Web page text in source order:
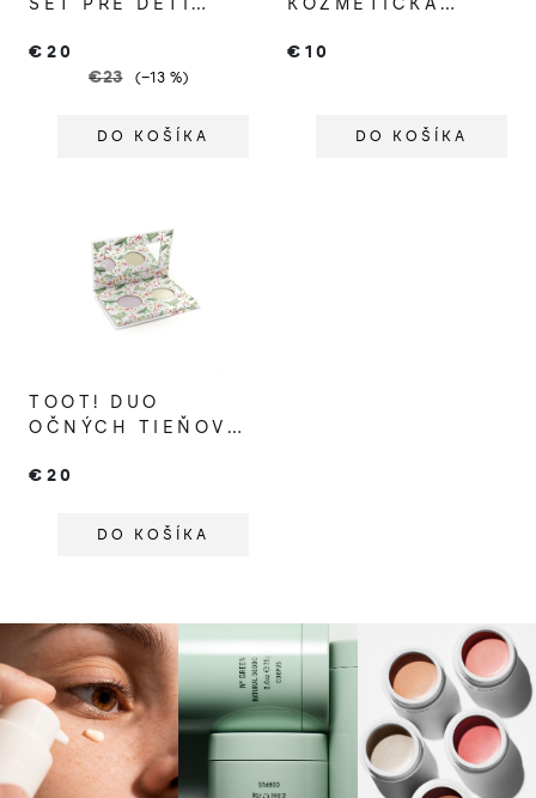
SET PRE DETI
€20
€23
(–13 %)
DO KOŠÍKA
KOZMETICKÁ
€10
DO KOŠÍKA
TOOT! DUO
OČNÝCH TIEŇOV
& CHAMELEON
€20
DO KOŠÍKA